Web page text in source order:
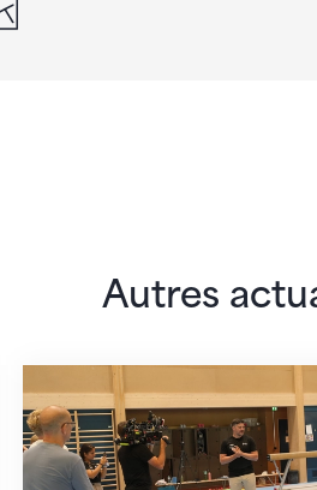
Autres
En route pour Zagreb